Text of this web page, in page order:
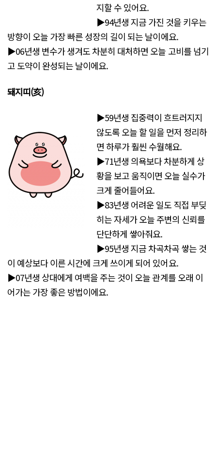
지할 수 있어요.
▶94년생 지금 가진 것을 키우는
방향이 오늘 가장 빠른 성장의 길이 되는 날이에요.
▶06년생 변수가 생겨도 차분히 대처하면 오늘 고비를 넘기
고 도약이 완성되는 날이에요.
돼지띠(亥)
▶59년생 집중력이 흐트러지지
않도록 오늘 할 일을 먼저 정리하
면 하루가 훨씬 수월해요.
▶71년생 의욕보다 차분하게 상
황을 보고 움직이면 오늘 실수가
크게 줄어들어요.
▶83년생 어려운 일도 직접 부딪
히는 자세가 오늘 주변의 신뢰를
단단하게 쌓아줘요.
▶95년생 지금 차곡차곡 쌓는 것
이 예상보다 이른 시간에 크게 쓰이게 되어 있어요.
▶07년생 상대에게 여백을 주는 것이 오늘 관계를 오래 이
어가는 가장 좋은 방법이에요.